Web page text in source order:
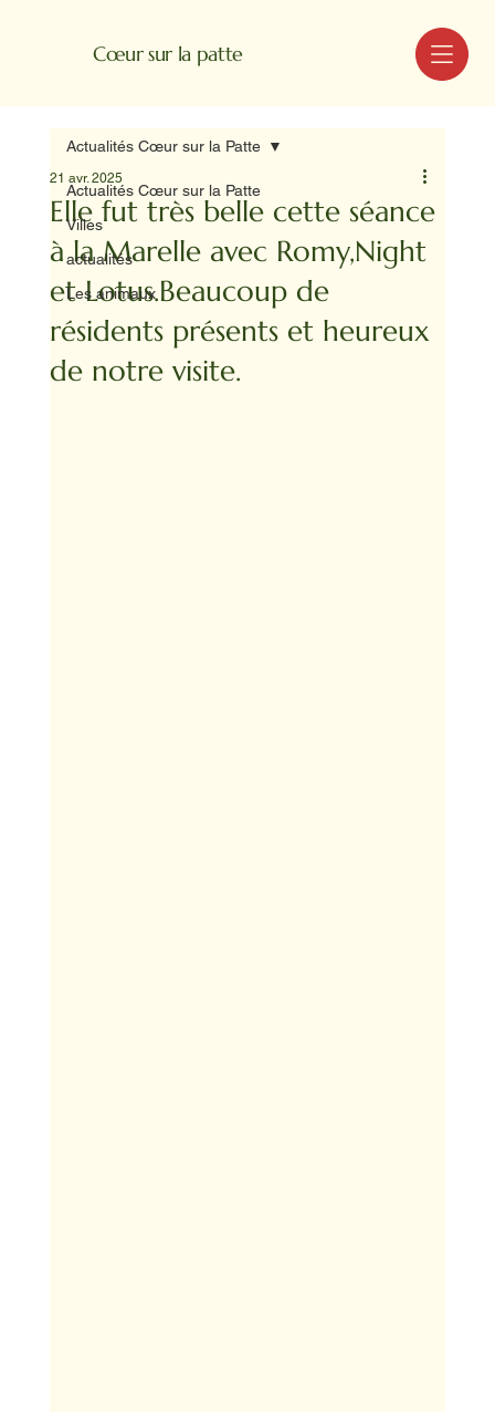
Cœur sur la patte MENU
Actualités Cœur sur la Patte
Villes
actualités
Les animaux
Actualités Cœur sur la Patte
Elle fut très belle cette séance
à la Marelle avec Romy,Night
et Lotus.Beaucoup de
résidents présents et heureux
de notre visite.
21 avr. 2025